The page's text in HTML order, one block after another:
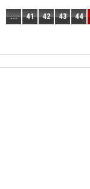
... 41 42 43 44